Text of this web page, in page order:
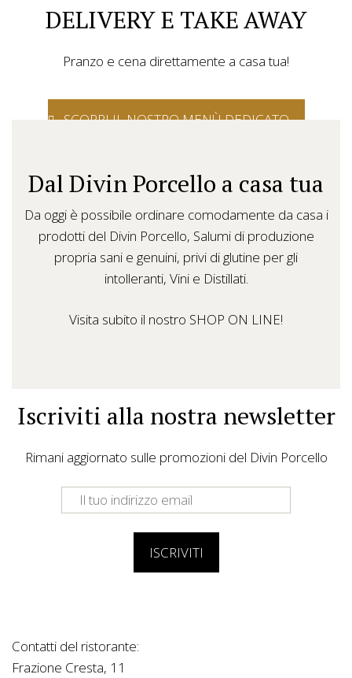
DELIVERY E TAKE AWAY
Pranzo e cena direttamente a casa tua!
SCOPRI IL NOSTRO MENÙ DEDICATO
Dal Divin Porcello a casa tua
Da oggi è possibile ordinare comodamente da casa i
prodotti del Divin Porcello, Salumi di produzione
propria sani e genuini, privi di glutine per gli
intolleranti, Vini e Distillati.
Visita subito il nostro SHOP ON LINE!
Iscriviti alla nostra newsletter
Rimani aggiornato sulle promozioni del Divin Porcello
Contatti del ristorante:
Frazione Cresta, 11